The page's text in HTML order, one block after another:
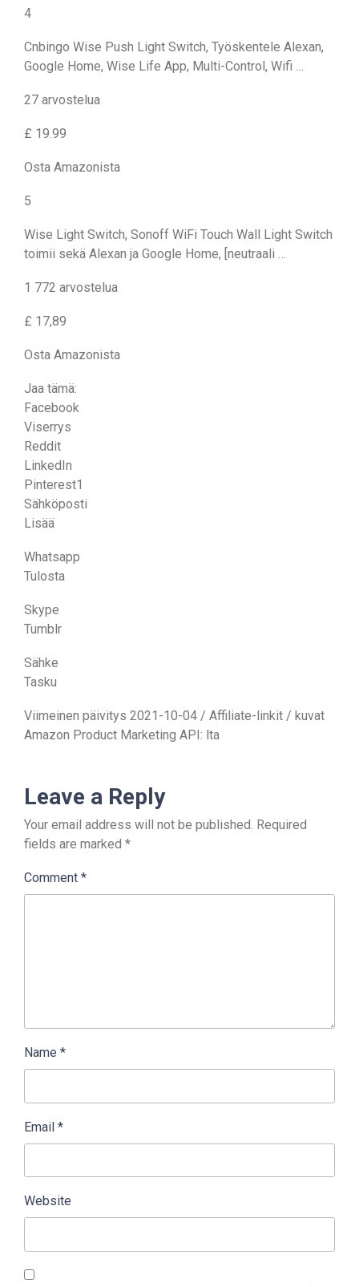
4
Cnbingo Wise Push Light Switch, Työskentele Alexan,
Google Home, Wise Life App, Multi-Control, Wifi …
27 arvostelua
£ 19.99
Osta Amazonista
5
Wise Light Switch, Sonoff WiFi Touch Wall Light Switch
toimii sekä Alexan ja Google Home, [neutraali …
1 772 arvostelua
£ 17,89
Osta Amazonista
Jaa tämä:
Facebook
Viserrys
Reddit
LinkedIn
Pinterest1
Sähköposti
Lisää
Whatsapp
Tulosta
Skype
Tumblr
Sähke
Tasku
Viimeinen päivitys 2021-10-04 / Affiliate-linkit / kuvat
Amazon Product Marketing API: lta
Leave a Reply
Your email address will not be published. Required
fields are marked *
Comment *
Name *
Email *
Website